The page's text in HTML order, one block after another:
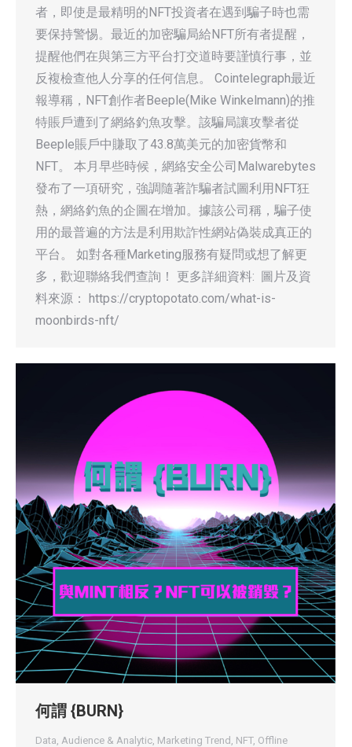
者，即使是最精明的NFT投資者在遇到騙子時也需
要保持警惕。最近的加密騙局給NFT所有者提醒，
提醒他們在與第三方平台打交道時要謹慎行事，並
反複檢查他人分享的任何信息。 Cointelegraph最近
報導稱，NFT創作者Beeple(Mike Winkelmann)的推
特賬戶遭到了網絡釣魚攻擊。該騙局讓攻擊者從
Beeple賬戶中賺取了43.8萬美元的加密貨幣和
NFT。 本月早些時候，網絡安全公司Malwarebytes
發布了一項研究，強調隨著詐騙者試圖利用NFT狂
熱，網絡釣魚的企圖在增加。據該公司稱，騙子使
用的最普遍的方法是利用欺詐性網站偽裝成真正的
平台。 如對各種Marketing服務有疑問或想了解更
多，歡迎聯絡我們查詢！ 更多詳細資料: 圖片及資
料來源： https://cryptopotato.com/what-is-
moonbirds-nft/
何謂 {BURN}
Data, Audience & Analytic, Marketing Trend , NFT, Offline